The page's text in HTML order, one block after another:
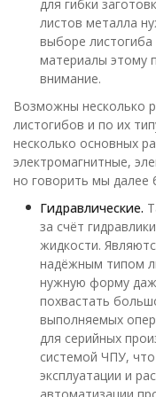
для гибки
листов металла
выборе
материалы этому
внимание.
Возможны несколько
листогибов и по их
несколько основных
электромагнитные,
но говорить мы далее
Гидравлические.
за счёт
жидкости.
надёжным типом
нужную форму
похвастать
выполняемых
для серийных
системой ЧПУ,
эксплуатации и